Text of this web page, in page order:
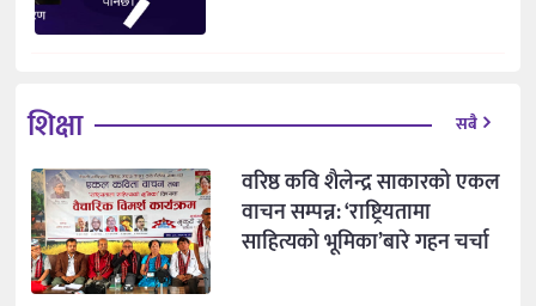
शिक्षा सबै
वरिष्ठ कवि शैलेन्द्र साकारको एकल
वाचन सम्पन्न: ‘राष्ट्रियतामा
साहित्यको भूमिका’बारे गहन चर्चा